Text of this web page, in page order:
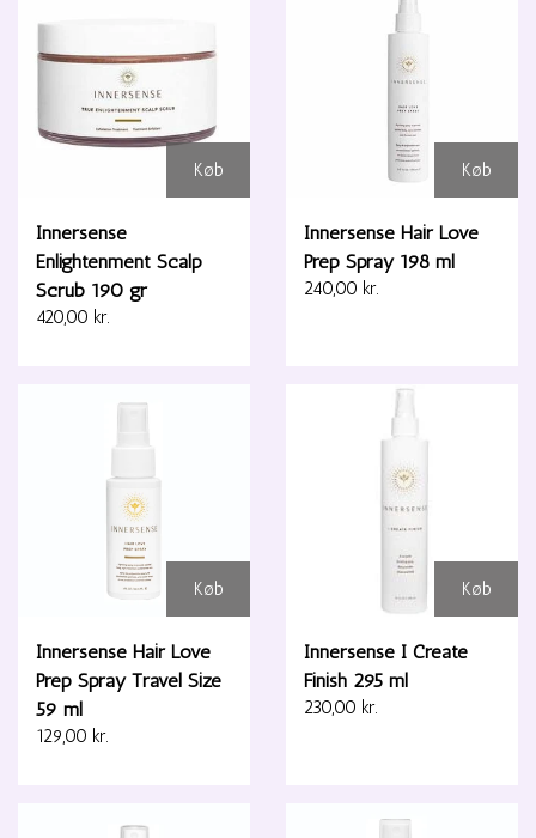
Køb
Innersense
Enlightenment Scalp
Scrub 190 gr
420,00 kr.
Køb
Innersense Hair Love
Prep Spray 198 ml
240,00 kr.
Køb
Innersense Hair Love
Prep Spray Travel Size
59 ml
129,00 kr.
Køb
Innersense I Create
Finish 295 ml
230,00 kr.